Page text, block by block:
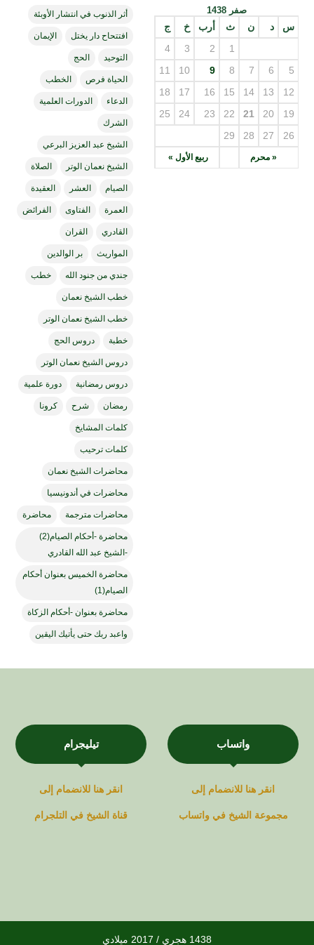
صفر 1438
س د ن ث أرب خ ج
« محرم ربيع الأول »
1
2
3
4
5
6
7
8
9
10
11
12
13
14
15
16
17
18
19
20
21
22
23
24
25
26
27
28
29
أثر الذنوب في انتشار الأوبئة
افتتحاح دار يختل الإيمان
التوحيد الحج
الحياة فرص الخطب
الدعاء الدورات العلمية
الشرك
الشيخ عبد العزيز البرعي
الشيخ نعمان الوتر الصلاة
الصيام العشر العقيدة
العمرة الفتاوى الفرائض
القادري القران
المواريث بر الوالدين
جندي من جنود الله خطب
خطب الشيخ نعمان
خطب الشيخ نعمان الوتر
خطبة دروس الحج
دروس الشيخ نعمان الوتر
دروس رمضانية دورة علمية
رمضان شرح كرونا
كلمات المشايخ
كلمات ترحيب
محاضرات الشيخ نعمان
محاضرات في أندونيسيا
محاضرات مترجمة محاضرة
محاضرة -أحكام الصيام(2)
-الشيخ عبد الله القادري
محاضرة الخميس بعنوان أحكام
الصيام(1)
محاضرة بعنوان -أحكام الزكاة
واعبد ربك حتى يأتيك اليقين
واتساب
انقر هنا للانضمام إلى
مجموعة الشيخ فيواتساب
تيليجرام
انقر هنا للانضمام إلى
قناة الشيخ في التلجرام
1438 هجري / 2017 ميلادي